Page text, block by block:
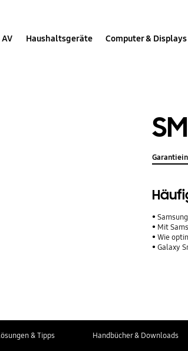
AV Haushaltsgeräte Computer & Displays
Mit
Wie
Galaxy
& Tipps Handbücher & Downloads